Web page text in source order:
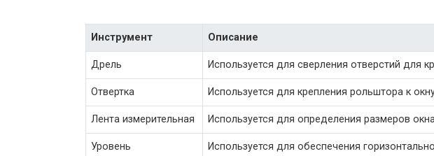
Инструмент Описание
Дрель Используется для сверления отверстий для
Отвертка Используется для крепления рольштора к
Лента измерительная Используется для определения размеров
Уровень Используется для обеспечения